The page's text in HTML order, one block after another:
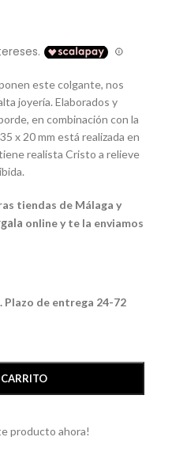
este colgante, nos
joyería. Elaborados y
en combinación con la
x 20 mm está realizada en
realista Cristo a relieve
tiendas de Málaga y
online y te la enviamos
Plazo de entrega 24-72
producto ahora!